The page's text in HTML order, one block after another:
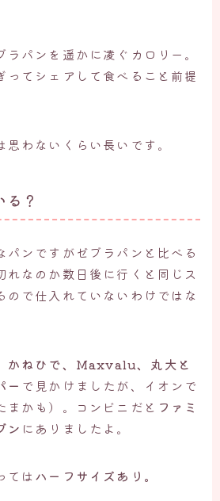
パンを遥かに凌ぐカロリー。
ってシェアして食べること前提
わないくらい長いです。
？
パンですがゼブラパンと比べる
れなのか数日後に行くと同じス
ので仕入れていないわけではな
かねひで、Maxvalu、丸大と
ー で見かけましたが、イオンで
まかも）。コンビニだと ファミ
ン にありましたよ。
てはハーフサイズあり。